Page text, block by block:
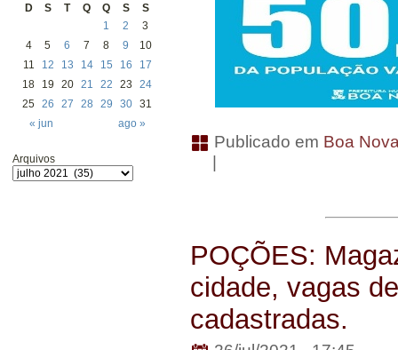
D
S T Q Q S S
« jun ago »
1 2
3
4
5 6 7 8 9
10
11
12 13 14 15 16
17
18
19 20 21 22 23
24
25 26 27 28 29 30 31
Arquivos
Publicado em Boa
POÇÕES:
cidade, vagas
cadastradas.